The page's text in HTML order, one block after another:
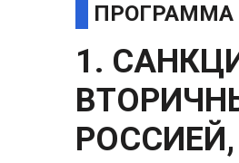
ПРОГРАММА
1.